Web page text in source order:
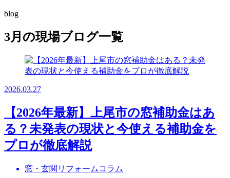
blog
3月の現場ブログ一覧
2026.03.27
【2026年最新】上尾市の窓補助金はあ
る？未発表の現状と今使える補助金を
プロが徹底解説
窓・玄関リフォームコラム